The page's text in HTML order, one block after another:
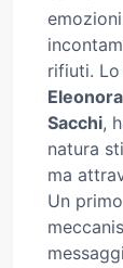
rifiuti.
Sacchi,
natura
ma
Un